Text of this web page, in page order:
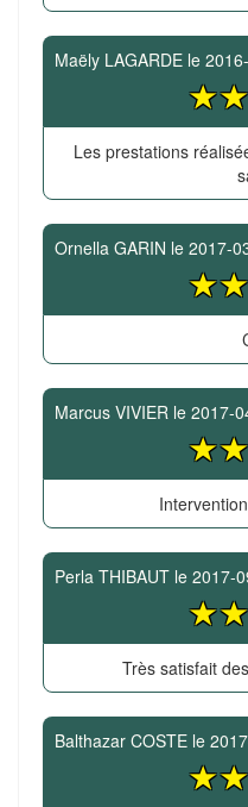
Maëly LAGARDE le
Les prestations
Ornella GARIN le 2017-
Marcus VIVIER le 2017-
Perla THIBAUT le 2017-
Très satisfait
Balthazar COSTE le